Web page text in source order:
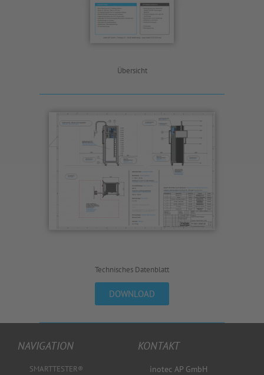
Übersicht
Technisches Datenblatt
DOWNLOAD
NAVIGATION
SMARTTESTER®
KONTAKT
inotec AP GmbH